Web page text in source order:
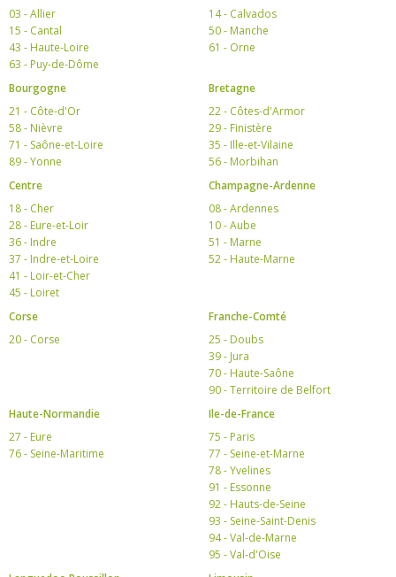
03 - Allier
15 - Cantal
43 - Haute-Loire
63 - Puy-de-Dôme
14 - Calvados
50 - Manche
61 - Orne
Bourgogne
21 - Côte-d'Or
58 - Nièvre
71 - Saône-et-Loire
89 - Yonne
Bretagne
22 - Côtes-d'Armor
29 - Finistère
35 - Ille-et-Vilaine
56 - Morbihan
Centre
18 - Cher
28 - Eure-et-Loir
36 - Indre
37 - Indre-et-Loire
41 - Loir-et-Cher
45 - Loiret
Champagne-Ardenne
08 - Ardennes
10 - Aube
51 - Marne
52 - Haute-Marne
Corse
20 - Corse
Franche-Comté
25 - Doubs
39 - Jura
70 - Haute-Saône
90 - Territoire de Belfort
Haute-Normandie
27 - Eure
76 - Seine-Maritime
Ile-de-France
75 - Paris
77 - Seine-et-Marne
78 - Yvelines
91 - Essonne
92 - Hauts-de-Seine
93 - Seine-Saint-Denis
94 - Val-de-Marne
95 - Val-d'Oise